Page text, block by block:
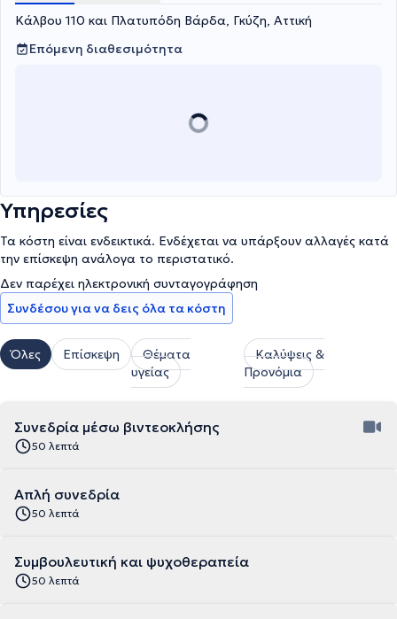
Κάλβου 110 και Πλατυπόδη Βάρδα, Γκύζη, Αττική
Επόμενη διαθεσιμότητα
Υπηρεσίες
Τα κόστη είναι ενδεικτικά. Ενδέχεται να υπάρξουν αλλαγές κατά
την επίσκεψη ανάλογα το περιστατικό.
Δεν παρέχει ηλεκτρονική συνταγογράφηση
Συνδέσου για να δεις όλα τα κόστη
Όλες Επίσκεψη
Θέματα
υγείας
Καλύψεις &
Προνόμια
Συνεδρία μέσω βιντεοκλήσης
50 λεπτά
Απλή συνεδρία
50 λεπτά
Συμβουλευτική και ψυχοθεραπεία
50 λεπτά